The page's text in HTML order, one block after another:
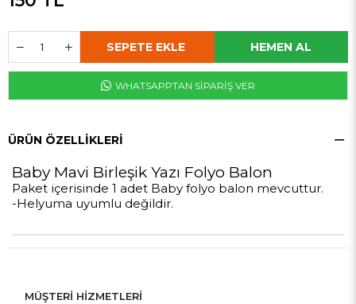
WHATSAPPTAN SİPARİŞ VER
ÜRÜN ÖZELLIKLERI
Baby Mavi Birleşik Yazı Folyo Balon
Paket içerisinde 1 adet Baby folyo balon mevcuttur.
-Helyuma uyumlu değildir.
MÜŞTERİ HİZMETLERİ